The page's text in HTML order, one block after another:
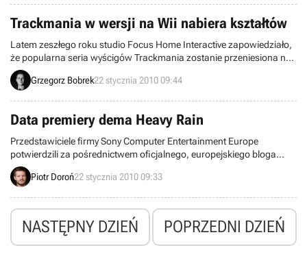
Trackmania w wersji na Wii nabiera kształtów
Latem zeszłego roku studio Focus Home Interactive zapowiedziało,
że popularna seria wyścigów Trackmania zostanie przeniesiona na
konsolę Nintendo Wii. Dotychczas, cykl w wersji na komputery
osobiste okazał się wielkim hitem.
Grzegorz Bobrek22 stycznia 2010 09:44
Data premiery dema Heavy Rain
Przedstawiciele firmy Sony Computer Entertainment Europe
potwierdzili za pośrednictwem oficjalnego, europejskiego bloga
PlayStation, że demo przygodówki Heavy Rain trafi do oferty
PlayStation Network przed premierą pełnej wersji gry.
Piotr Doroń22 stycznia 2010 09:33
NASTĘPNY DZIEŃ POPRZEDNI DZIEŃ